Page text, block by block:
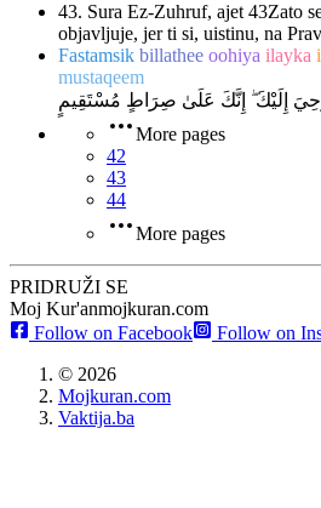
43. Sura Ez-Zuhruf, ajet 43Zato
objavljuje, jer ti si, uistinu, na
Fastamsik billathee oohiya ilayka
mustaqeem
إِلَيْكَ ۖ إِنَّكَ عَلَىٰ صِرَاطٍ مُسْتَقِيمٍ
More pages
42
43
44
More pages
PRIDRUŽI SE
Moj Kur'anmojkuran.com
Follow on Facebook
Follow on
© 2026
Mojkuran.com
Vaktija.ba